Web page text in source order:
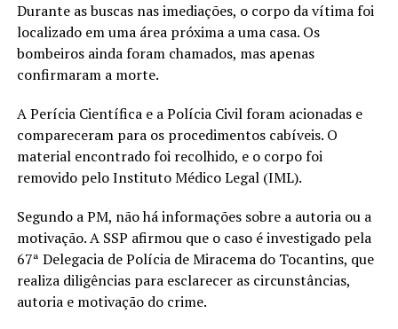
Durante as buscas nas imediações, o corpo da vítima foi
localizado em uma área próxima a uma casa. Os
bombeiros ainda foram chamados, mas apenas
confirmaram a morte.
A Perícia Científica e a Polícia Civil foram acionadas e
compareceram para os procedimentos cabíveis. O
material encontrado foi recolhido, e o corpo foi
removido pelo Instituto Médico Legal (IML).
Segundo a PM, não há informações sobre a autoria ou a
motivação. A SSP afirmou que o caso é investigado pela
67ª Delegacia de Polícia de Miracema do Tocantins, que
realiza diligências para esclarecer as circunstâncias,
autoria e motivação do crime.